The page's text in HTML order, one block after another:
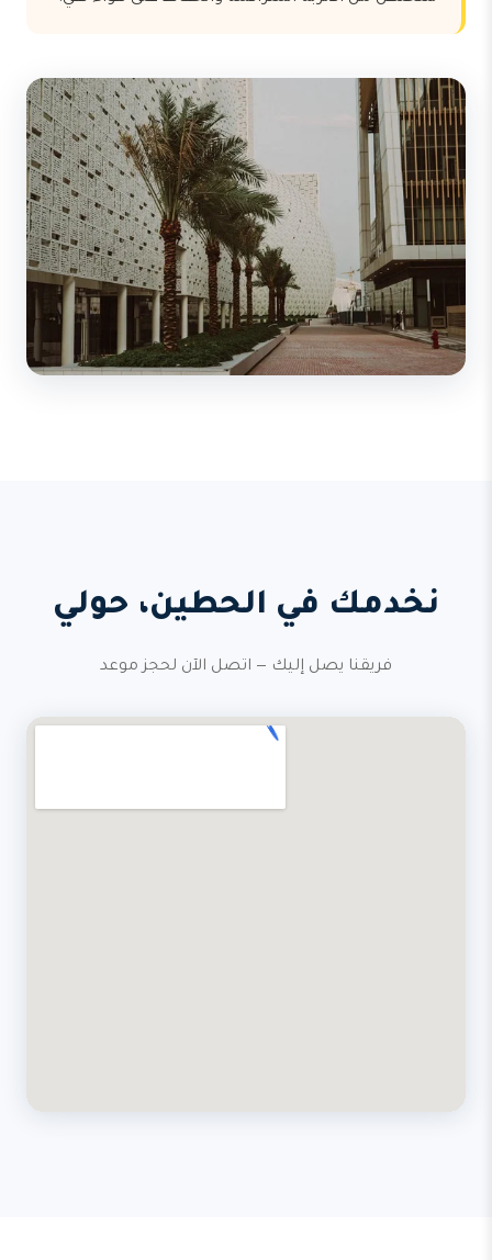
نخدمك في الحطين، حولي
فريقنا يصل إليك — اتصل الآن لحجز موعد